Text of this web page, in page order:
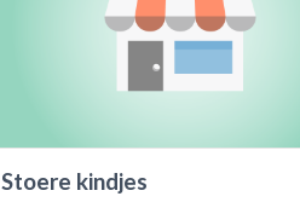
Stoere kindjes